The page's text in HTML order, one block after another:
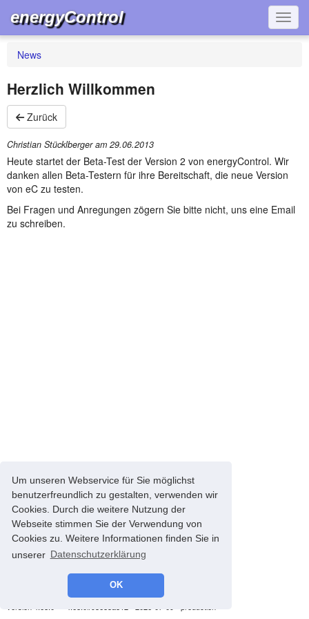
Um unseren Webservice für Sie möglichst
benutzerfreundlich zu gestalten, verwenden wir
Cookies. Durch die weitere Nutzung der
Webseite stimmen Sie der Verwendung von
Cookies zu. Weitere Informationen finden Sie in
unserer Datenschutzerklärung
OK
energyControl
News
Herzlich Willkommen
Zurück
Christian Stücklberger am 29.06.2013
Heute startet der Beta-Test der Version 2 von energyControl. Wir
danken allen Beta-Testern für ihre Bereitschaft, die neue Version
von eC zu testen.
Bei Fragen und Anregungen zögern Sie bitte nicht, uns eine Email
zu schreiben.
© 2008-2026 energyControl -Impressum-Datenschutz